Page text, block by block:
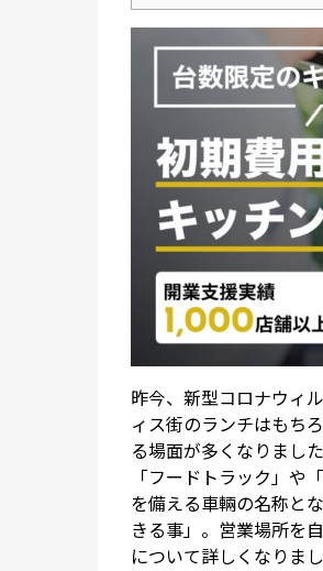
昨今、新型コロナウィ
ィス街のランチはもち
る場面が多くなりました
「フードトラック」
を備える車輛の名称と
きる事」。営業場所を
について詳しくなりま